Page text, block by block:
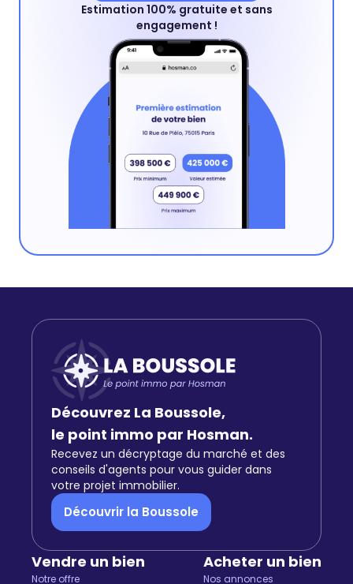
Estimation 100% gratuite et sans
engagement !
Découvrez La Boussole,
le point immo par Hosman.
Recevez un décryptage du marché et des
conseils d'agents pour vous guider dans
votre projet immobilier.
Découvrir la Boussole
Vendre un bien
Notre offre
Acheter un bien
Nos annonces